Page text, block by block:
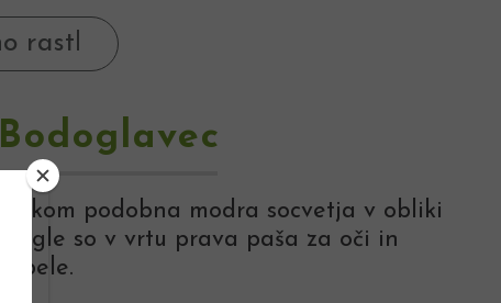
Bodoglavec
Ježkom podobna modra socvetja v obliki
krogle so v vrtu prava paša za oči in
čebele.